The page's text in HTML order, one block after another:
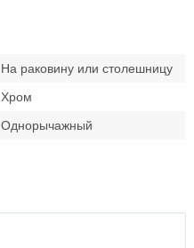
На раковину или столешницу
Хром
Однорычажный